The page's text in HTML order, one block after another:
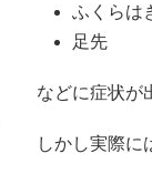
ふくらは
足先
などに症状が
しかし実際に